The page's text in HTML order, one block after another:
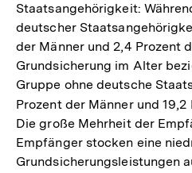
Staatsangehörigkeit:
deutscher
der Männer und 2,4 Prozent
Grundsicherung im Alter
Gruppe ohne deutsche
Prozent der Männer und 19,2
Die große Mehrheit der
Empfänger stocken eine
Grundsicherungsleistungen